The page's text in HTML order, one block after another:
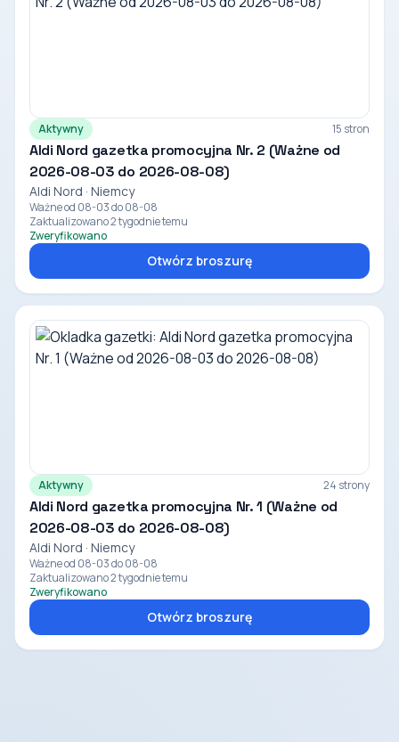
Aktywny 15 stron
Aldi Nord gazetka promocyjna Nr. 2 (Ważne od
2026-08-03 do 2026-08-08)
Aldi Nord · Niemcy
Ważne od 08-03 do 08-08
Zaktualizowano 2 tygodnie temu
Zweryfikowano
Otwórz broszurę
Aktywny 24 strony
Aldi Nord gazetka promocyjna Nr. 1 (Ważne od
2026-08-03 do 2026-08-08)
Aldi Nord · Niemcy
Ważne od 08-03 do 08-08
Zaktualizowano 2 tygodnie temu
Zweryfikowano
Otwórz broszurę